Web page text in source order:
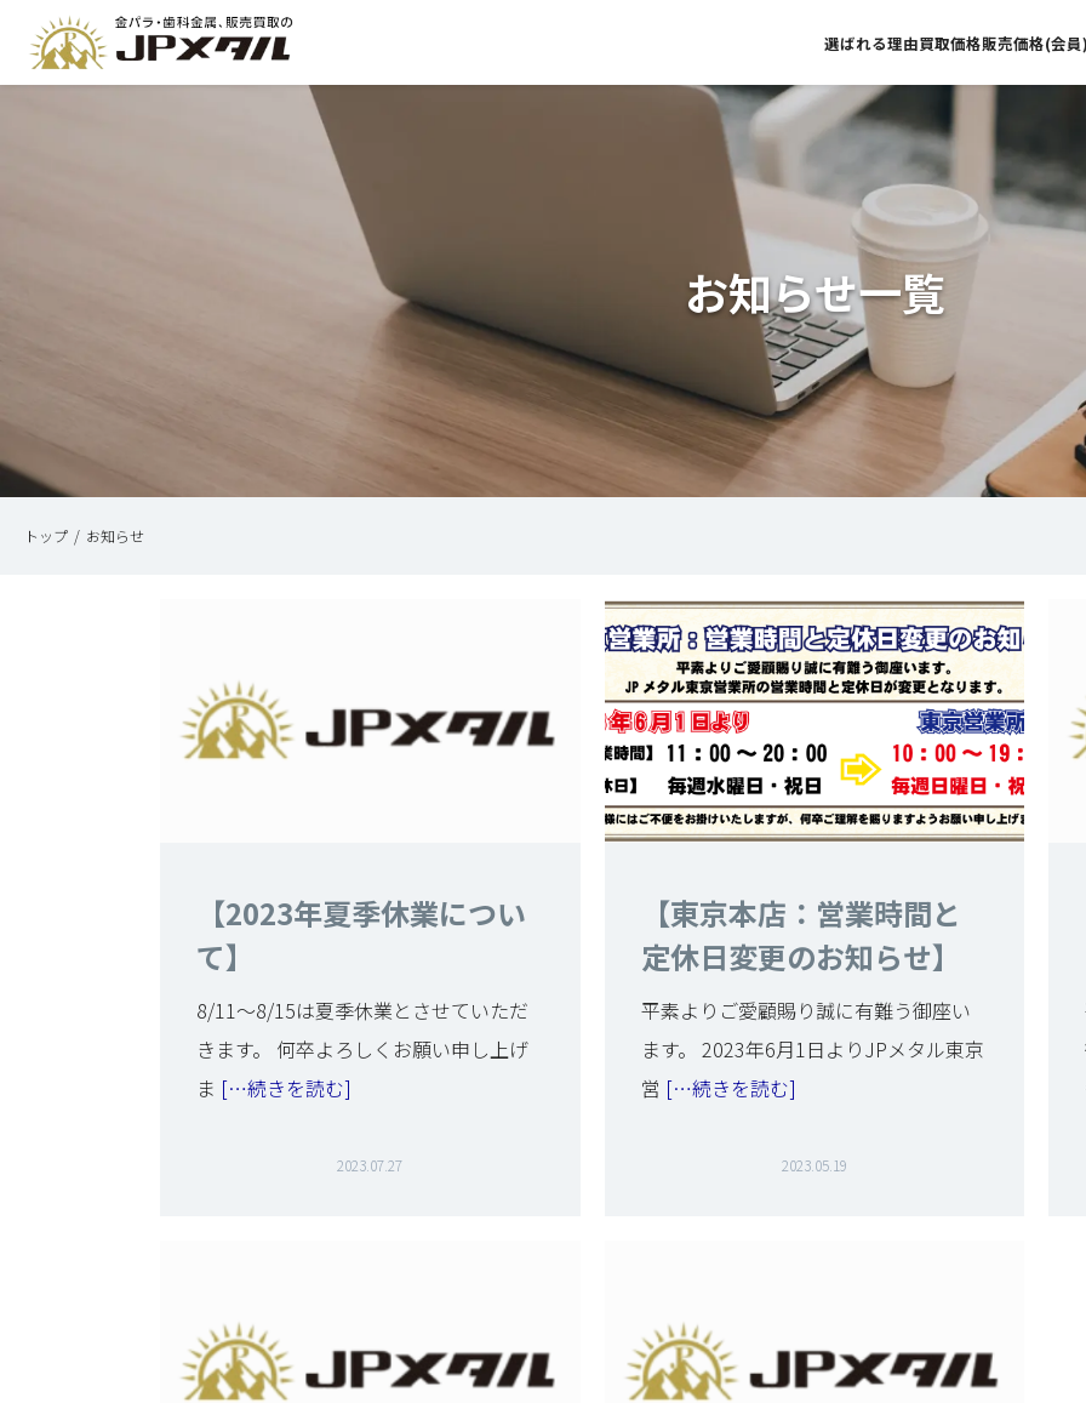
選ばれる理由買取価格販売価格(会
お知らせ一覧
トップ お知らせ
【2023年夏季休業につい
て】
8/11～8/15は夏季休業とさせていただ
きます。 何卒よろしくお願い申し上げ
ま […続きを読む]
2023.07.27
【東京本店：営業時間と
定休日変更のお知らせ】
平素よりご愛顧賜り誠に有難う御座い
ます。 2023年6月1日よりJPメタル東京
営 […続きを読む]
2023.05.19